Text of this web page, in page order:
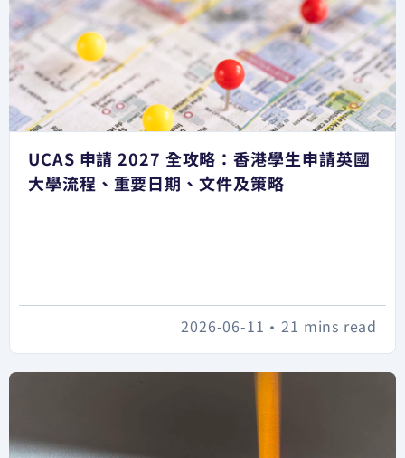
UCAS 申請 2027 全攻略：香港學生申請英國
大學流程、重要日期、文件及策略
21 mins read
•
2026-06-11